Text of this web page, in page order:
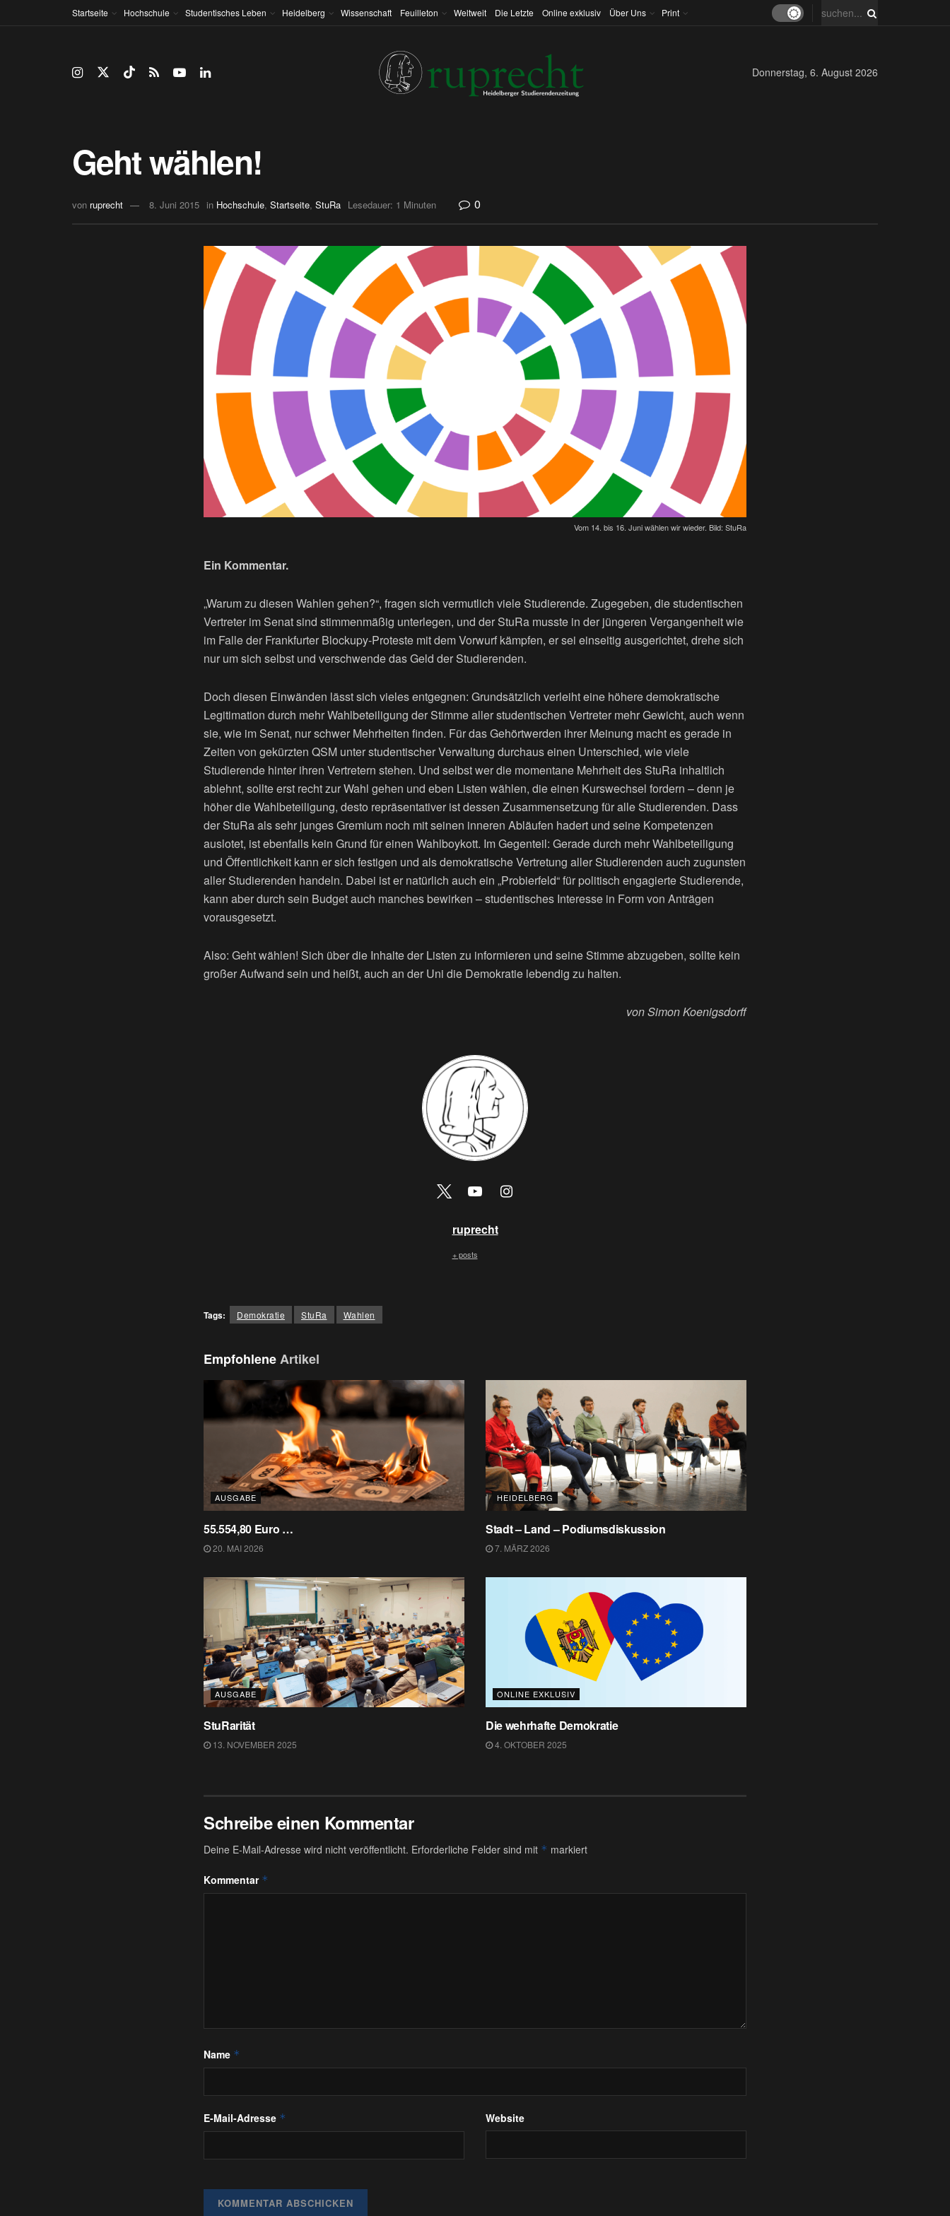
Startseite Hochschule Studentisches Leben Heidelberg Wissenschaft Feuilleton Weltweit Die Letzte Online exklusiv Über Uns Print
Donnerstag, 6. August 2026
Geht wählen!
von ruprecht 8. Juni 2015 in Hochschule, Startseite, StuRa Lesedauer: 1 Minuten 0
Vom 14. bis 16. Juni wählen wir wieder. Bild: StuRa
Ein Kommentar.
„Warum zu diesen Wahlen gehen?“, fragen sich vermutlich viele Studierende. Zugegeben, die studentischen
Vertreter im Senat sind stimmenmäßig unterlegen, und der StuRa musste in der jüngeren Vergangenheit wie
im Falle der Frankfurter Blockupy-Proteste mit dem Vorwurf kämpfen, er sei einseitig ausgerichtet, drehe sich
nur um sich selbst und verschwende das Geld der Studierenden.
Doch diesen Einwänden lässt sich vieles entgegnen: Grundsätzlich verleiht eine höhere demokratische
Legitimation durch mehr Wahlbeteiligung der Stimme aller studentischen Vertreter mehr Gewicht, auch wenn
sie, wie im Senat, nur schwer Mehrheiten finden. Für das Gehörtwerden ihrer Meinung macht es gerade in
Zeiten von gekürzten QSM unter studentischer Verwaltung durchaus einen Unterschied, wie viele
Studierende hinter ihren Vertretern stehen. Und selbst wer die momentane Mehrheit des StuRa inhaltlich
ablehnt, sollte erst recht zur Wahl gehen und eben Listen wählen, die einen Kurswechsel fordern – denn je
höher die Wahlbeteiligung, desto repräsentativer ist dessen Zusammensetzung für alle Studierenden. Dass
der StuRa als sehr junges Gremium noch mit seinen inneren Abläufen hadert und seine Kompetenzen
auslotet, ist ebenfalls kein Grund für einen Wahlboykott. Im Gegenteil: Gerade durch mehr Wahlbeteiligung
und Öffentlichkeit kann er sich festigen und als demokratische Vertretung aller Studierenden auch zugunsten
aller Studierenden handeln. Dabei ist er natürlich auch ein „Probierfeld“ für politisch engagierte Studierende,
kann aber durch sein Budget auch manches bewirken – studentisches Interesse in Form von Anträgen
vorausgesetzt.
Also: Geht wählen! Sich über die Inhalte der Listen zu informieren und seine Stimme abzugeben, sollte kein
großer Aufwand sein und heißt, auch an der Uni die Demokratie lebendig zu halten.
von Simon Koenigsdorff
ruprecht
+ posts
Tags: Demokratie StuRa Wahlen
EmpfohleneArtikel
AUSGABE
55.554,80 Euro …
20. MAI 2026
HEIDELBERG
Stadt – Land – Podiumsdiskussion
7. MÄRZ 2026
AUSGABE
StuRarität
13. NOVEMBER 2025
ONLINE EXKLUSIV
Die wehrhafte Demokratie
4. OKTOBER 2025
Schreibe einen Kommentar
Deine E-Mail-Adresse wird nicht veröffentlicht. Erforderliche Felder sind mit * markiert
Kommentar *
Name *
E-Mail-Adresse * Website